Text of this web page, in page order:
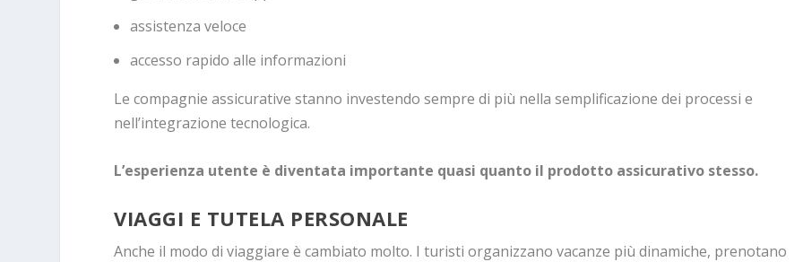
assistenza veloce
accesso rapido alle informazioni
Le compagnie assicurative stanno investendo sempre di più nella semplificazione dei processi e
nell’integrazione tecnologica.
L’esperienza utente è diventata importante quasi quanto il prodotto assicurativo stesso.
VIAGGI E TUTELA PERSONALE
Anche il modo di viaggiare è cambiato molto. I turisti organizzano vacanze più dinamiche, prenotano